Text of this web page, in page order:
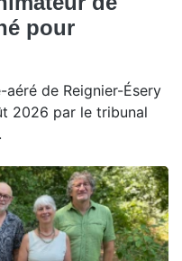
pour
de Reignier-Ésery
2026 par le tribunal